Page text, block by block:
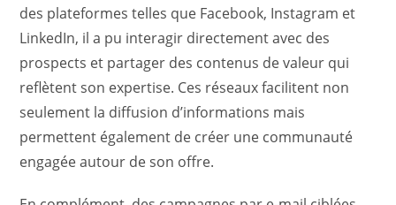
des plateformes telles que Facebook, Instagram et
LinkedIn, il a pu interagir directement avec des
prospects et partager des contenus de valeur qui
reflètent son expertise. Ces réseaux facilitent non
seulement la diffusion d’informations mais
permettent également de créer une communauté
engagée autour de son offre.